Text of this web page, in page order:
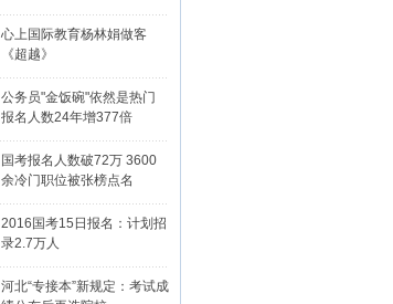
心上国际教育杨林娟做客
《超越》
公务员"金饭碗"依然是热门
报名人数24年增377倍
国考报名人数破72万 3600
余冷门职位被张榜点名
2016国考15日报名：计划招
录2.7万人
河北“专接本”新规定：考试成